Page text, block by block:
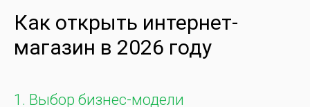
Как открыть интернет-
магазин в 2026 году
Выбор бизнес-модели